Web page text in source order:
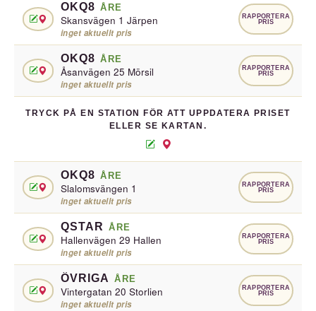
OKQ8 ÅRE
Skansvägen 1 Järpen
inget aktuellt pris
RAPPORTERA
PRIS
OKQ8 ÅRE
Åsanvägen 25 Mörsil
inget aktuellt pris
RAPPORTERA
PRIS
TRYCK PÅ EN STATION FÖR ATT UPPDATERA PRISET
ELLER SE KARTAN.
OKQ8 ÅRE
Slalomsvängen 1
inget aktuellt pris
RAPPORTERA
PRIS
QSTAR ÅRE
Hallenvägen 29 Hallen
inget aktuellt pris
RAPPORTERA
PRIS
ÖVRIGA ÅRE
Vintergatan 20 Storlien
inget aktuellt pris
RAPPORTERA
PRIS